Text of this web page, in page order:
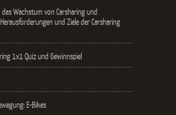
Wachstum von Carsharing und
und Ziele der Carsharing
1x1 Quiz und Gewinnspiel
E-Bikes